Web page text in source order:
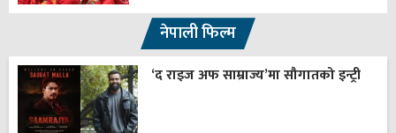
नेपाली फिल्म
‘द राइज अफ साम्राज्य’मा सौगातको इन्ट्री